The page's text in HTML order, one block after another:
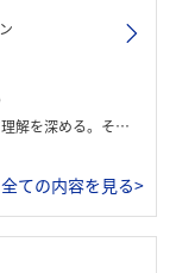
談会を通じて学んでいく。
全ての内容を見る>